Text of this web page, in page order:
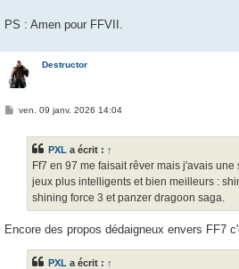
PS : Amen pour FFVII.
Destructor
Mven. 09 janv. 2026 14:04
PXL a écrit : ↑
Ff7 en 97 me faisait rêver mais j'avais
jeux plus intelligents et bien meilleurs :
shining force 3 et panzer dragoon saga.
Encore des propos dédaigneux envers FF7
PXL a écrit : ↑